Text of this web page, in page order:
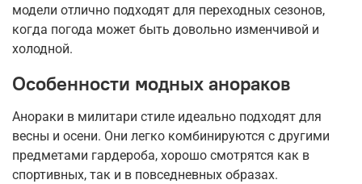
модели отлично подходят для переходных сезонов,
когда погода может быть довольно изменчивой и
холодной.
Особенности модных анораков
Анораки в милитари стиле идеально подходят для
весны и осени. Они легко комбинируются с другими
предметами гардероба, хорошо смотрятся как в
спортивных, так и в повседневных образах.